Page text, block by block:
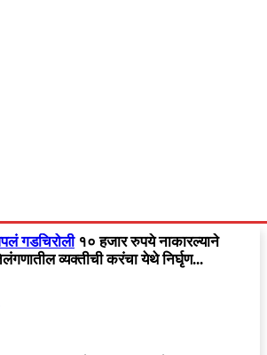
गडचिरोली १० हजार रुपये नाकारल्याने
व्यक्तीची करंचा येथे निर्घृण...